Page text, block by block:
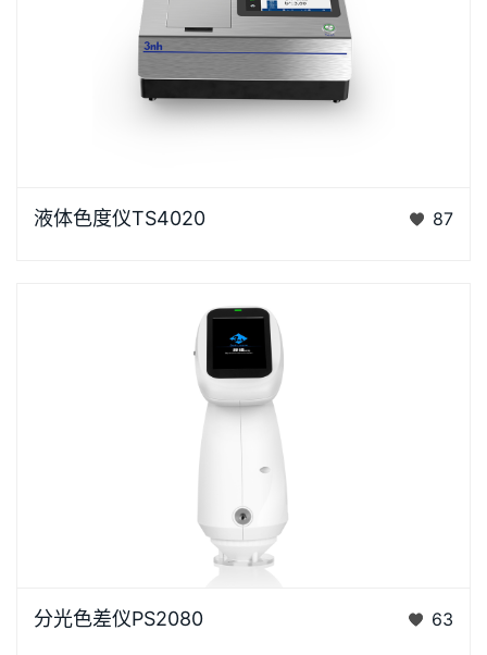
体色度测量设计的高精度色彩分析利器。采用D/0光学
液体色度仪TS4020 87
系列的昵称，“胖妞&rdq…
分光色差仪PS2080 63